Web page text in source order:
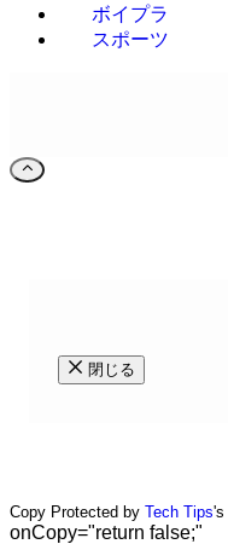
ボイプラ
スポーツ
閉じる
Copy Protected by Tech Tips's
onCopy="return false;"